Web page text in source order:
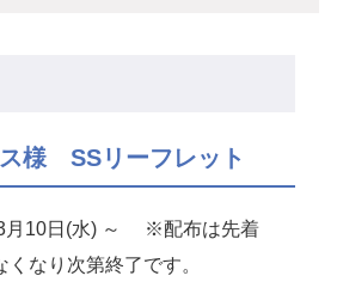
様 SSリーフレット
月10日(水) ～ ※配布は先着
なり次第終了です。